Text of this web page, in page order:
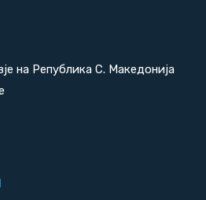
на Република С. Македонија